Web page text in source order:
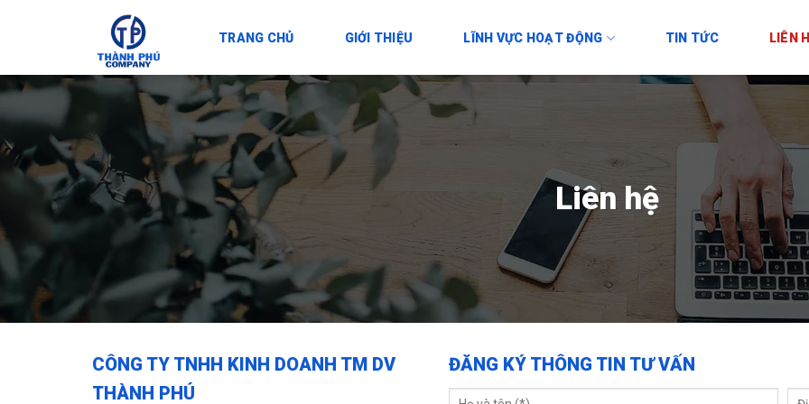
TRANG CHỦ GIỚI THIỆU LĨNH VỰC HOẠT ĐỘNG TIN TỨC LIÊN
Liên hệ
CÔNG TY TNHH KINH DOANH TM DV
THÀNH PHÚ
ĐĂNG KÝ THÔNG TIN TƯ VẤN